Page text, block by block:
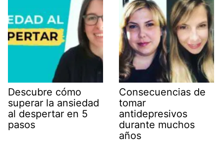
Descubre cómo
superar la ansiedad
al despertar en 5
pasos
Consecuencias de
tomar
antidepresivos
durante muchos
años